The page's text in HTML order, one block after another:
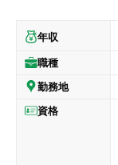
年収
職種
勤務地
資格